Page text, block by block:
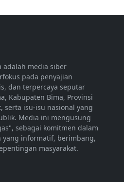
adalah media siber
pada penyajian
dan terpercaya seputar
Kabupaten Bima, Provinsi
serta isu-isu nasional yang
Media ini mengusung
sebagai komitmen dalam
yang informatif, berimbang,
masyarakat.